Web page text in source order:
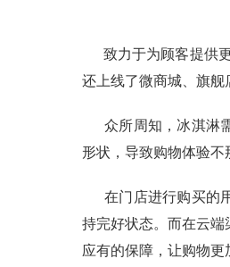
致力于为顾客提供
还上线了微商城、旗舰
众所周知，冰淇淋
形状，导致购物体验不
在门店进行购买的
持完好状态。而在云端
应有的保障，让购物更